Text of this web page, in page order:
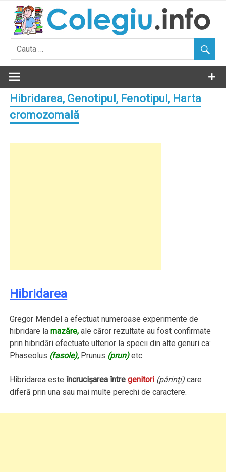
content
Hibridarea, Genotipul, Fenotipul, Harta
cromozomală
Hibridarea
Gregor Mendel a efectuat numeroase experimente de
hibridare lamazăre, ale căror rezultate au fost confirmate
prin hibridări efectuate ulterior la specii din alte genuri ca:
Phaseolus (fasole),Prunus (prun)etc.
Hibridarea esteîncrucişarea întregenitori (părinţi) care
diferă prin una sau mai multe perechi de caractere.